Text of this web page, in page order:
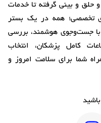
حلق و بینی گرفته تا خدمات
تخصصی؛ همه در یک بستر
با جست‌وجوی هوشمند، بررسی
کامل پزشکان، انتخاب
شما برای سلامت امروز و
باشید